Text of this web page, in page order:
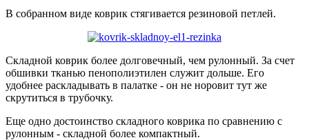
В собранном виде коврик стягивается резиновой петлей.
Складной коврик более долговечный, чем рулонный. За счет
обшивки тканью пенополиэтилен служит дольше. Его
удобнее раскладывать в палатке - он не норовит тут же
скрутиться в трубочку.
Еще одно достоинство складного коврика по сравнению с
рулонным - складной более компактный.